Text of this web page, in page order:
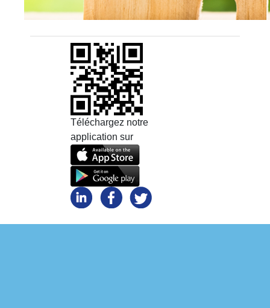
Téléchargez notre
application sur